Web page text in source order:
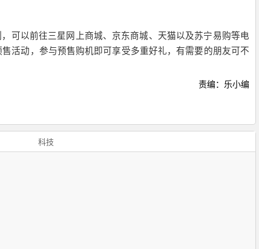
可以前往三星网上商城、京东商城、天猫以及苏宁易购等电
活动，参与预售购机即可享受多重好礼，有需要的朋友可不
责编：乐小编
科技